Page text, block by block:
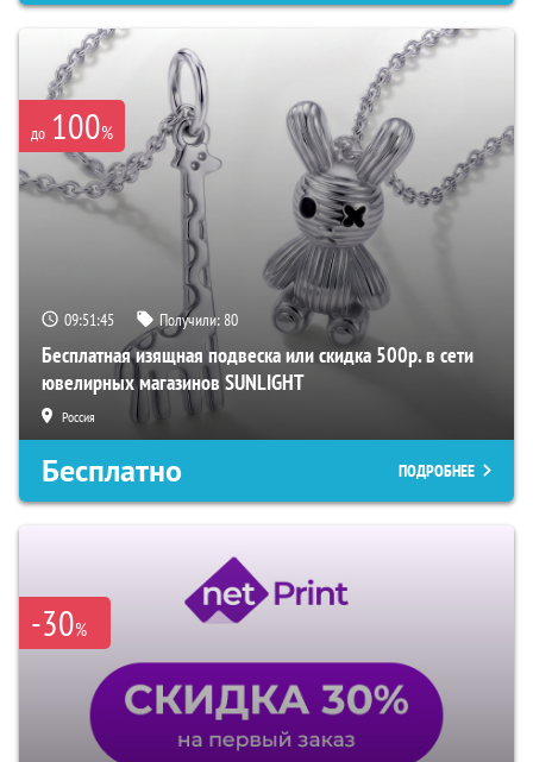
до 100%
09:51:44 Получили:80
Бесплатная изящная подвеска или скидка 500р. в сети
ювелирных магазинов SUNLIGHT
Россия
Бесплатно ПОДРОБНЕЕ
-30%